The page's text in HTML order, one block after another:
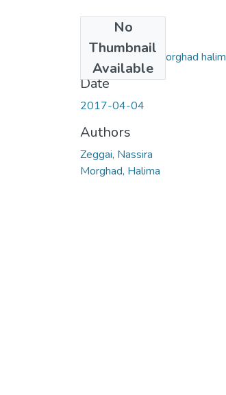
No
Thumbnail
Available
zeggai nassira - morghad
Date
2017-04-04
Authors
Zeggai, Nassira
Morghad, Halima